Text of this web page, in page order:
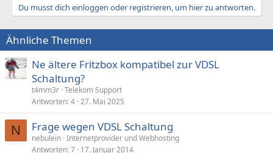
Du musst dich einloggen oder registrieren, um hier zu antworten.
Ähnliche Themen
Ne ältere Fritzbox kompatibel zur VDSL
Schaltung?
t4mm3r Telekom Support
Antworten 4 27. Mai 2025
N Frage wegen VDSL Schaltung
nebulein Internetprovider und Webhosting
Antworten 7 17. Januar 2014